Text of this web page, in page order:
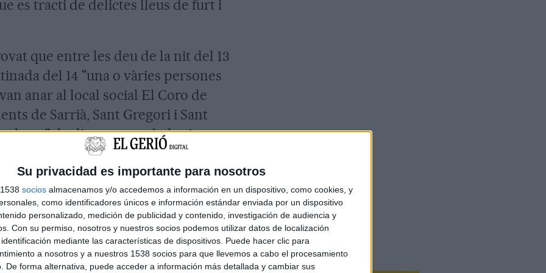
Su privacidad es importante para nosotros
socios almacenamos y/o accedemos a información en un dispositivo, como cookies, y
como identificadores únicos e información estándar enviada por un dispositivo
personalizado, medición de publicidad y contenido, investigación de audiencia y
Con su permiso, nosotros y nuestros socios podemos utilizar datos de localización
mediante las características de dispositivos. Puede hacer clic para
a nosotros y a nuestros 1538 socios para que llevemos a cabo el procesamiento
De forma alternativa, puede acceder a información más detallada y cambiar sus
es tracti de delictes lleus de furt i
que entre les deu de la nit del 13
del 14 "una o vàries persones
anar al local social El Coro de
de Sarrià, Sant Gregori i Sant
de diverses estelades i
del local social es van endur
al costat d'un llaç groc,
una estelades i les pancartes
presos polítics' i de l'ajuntament de
pancarta 'Self-determination is a